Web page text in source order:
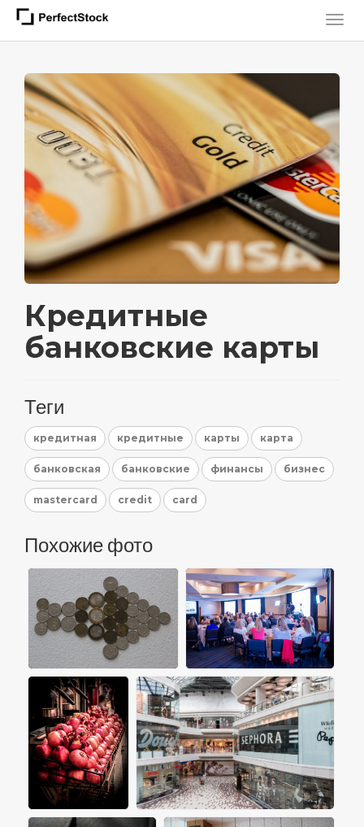
Кредитные
банковские карты
Теги
кредитная кредитные карты карта
банковская банковские финансы бизнес
mastercard credit card
Похожие фото